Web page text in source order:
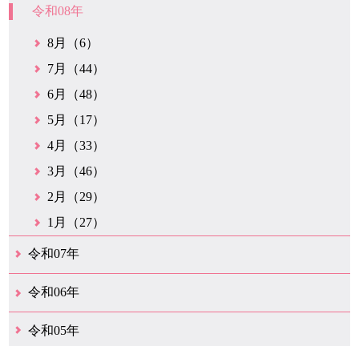
令和08年
8月（6）
7月（44）
6月（48）
5月（17）
4月（33）
3月（46）
2月（29）
1月（27）
令和07年
12月（51）
11月（42）
10月（35）
9月（35）
8月（26）
7月（25）
6月（37）
5月（26）
4月（35）
3月（33）
2月（35）
1月（24）
令和06年
12月（45）
11月（37）
10月（31）
9月（29）
8月（35）
7月（29）
6月（33）
5月（31）
4月（46）
3月（52）
2月（21）
1月（72）
令和05年